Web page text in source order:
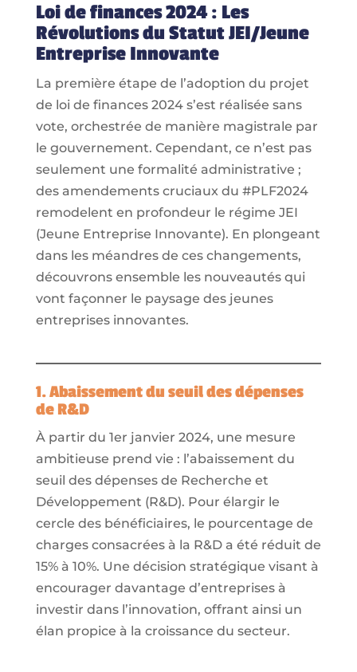
Loi de finances 2024 : Les
Révolutions du Statut JEI/Jeune
Entreprise Innovante
La première étape de l’adoption du projet
de loi de finances 2024 s’est réalisée sans
vote, orchestrée de manière magistrale par
le gouvernement. Cependant, ce n’est pas
seulement une formalité administrative ;
des amendements cruciaux du #PLF2024
remodelent en profondeur le régime JEI
(Jeune Entreprise Innovante). En plongeant
dans les méandres de ces changements,
découvrons ensemble les nouveautés qui
vont façonner le paysage des jeunes
entreprises innovantes.
1. Abaissement du seuil des dépenses
de R&D
À partir du 1er janvier 2024, une mesure
ambitieuse prend vie : l’abaissement du
seuil des dépenses de Recherche et
Développement (R&D). Pour élargir le
cercle des bénéficiaires, le pourcentage de
charges consacrées à la R&D a été réduit de
15% à 10%. Une décision stratégique visant à
encourager davantage d’entreprises à
investir dans l’innovation, offrant ainsi un
élan propice à la croissance du secteur.